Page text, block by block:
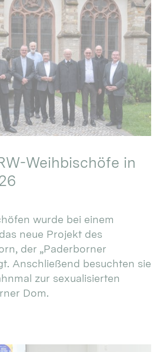
Weihbischöfe in
wurde bei einem
neue Projekt des
der „Paderborner
Anschließend besuchten sie
zur sexualisierten
Dom.